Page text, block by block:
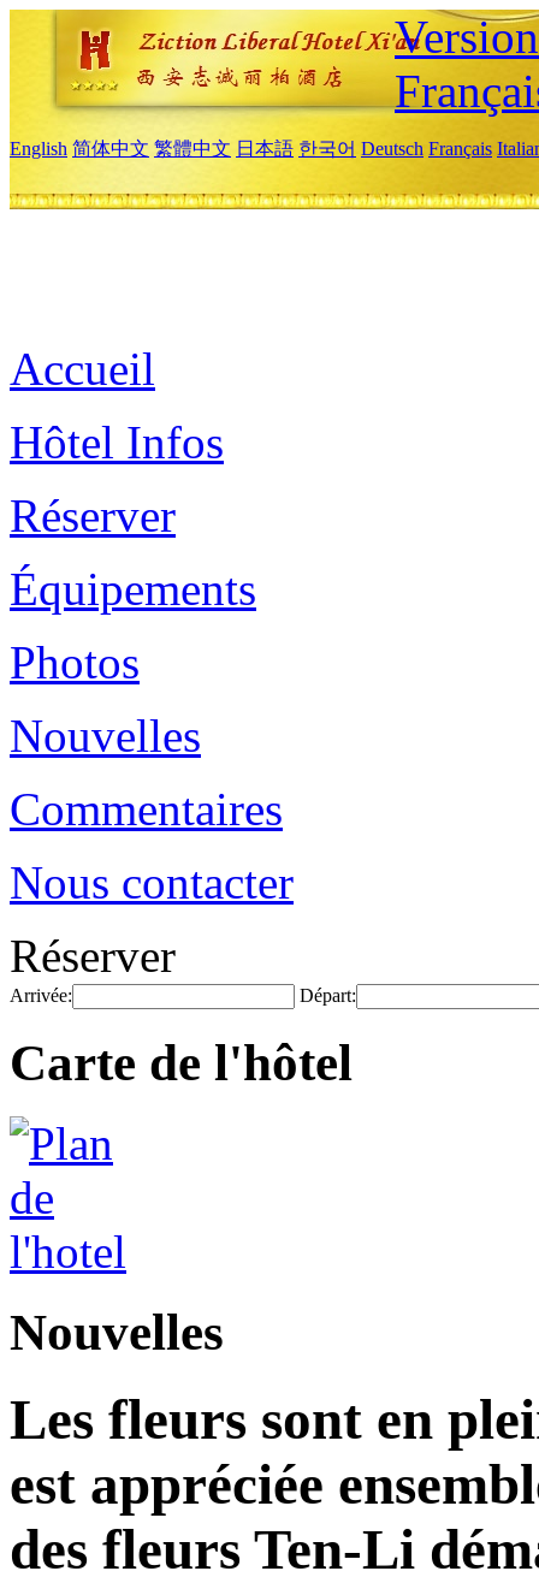
English 简体中文 繁體中文 日本語 한국어 Deutsch Français
Accueil
Hôtel Infos
Réserver
Équipements
Photos
Nouvelles
Commentaires
Nous contacter
Réserver
Arrivée: Départ:
Carte de l'hôtel
Nouvelles
Les fleurs sont en
est appréciée
des fleurs Ten-Li